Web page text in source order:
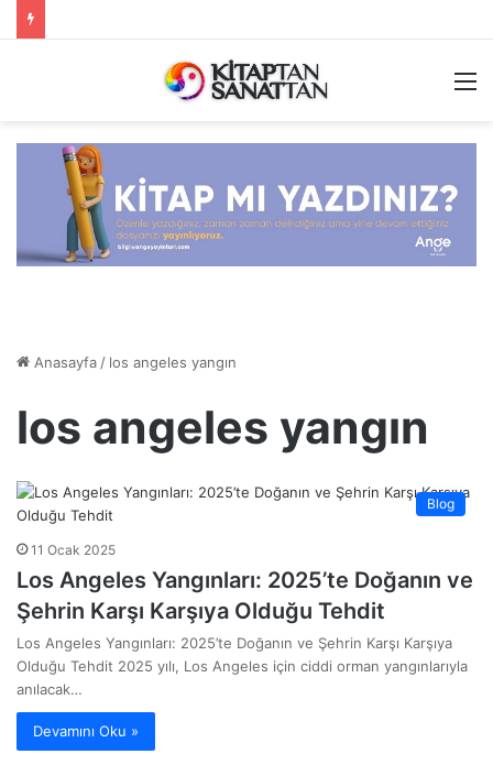
Anasayfa / los angeles yangın
los angeles yangın
Blog
11 Ocak 2025
Los Angeles Yangınları: 2025’te Doğanın ve
Şehrin Karşı Karşıya Olduğu Tehdit
Los Angeles Yangınları: 2025’te Doğanın ve Şehrin Karşı Karşıya
Olduğu Tehdit 2025 yılı, Los Angeles için ciddi orman yangınlarıyla
anılacak…
Devamını Oku »